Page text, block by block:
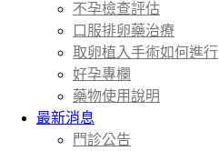
不孕檢查評估
口服排卵藥治療
取卵植入手術如何進行
好孕專欄
藥物使用說明
最新消息
門診公告